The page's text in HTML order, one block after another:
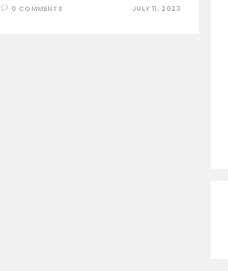
0 COMMENTS JULY 11, 2023